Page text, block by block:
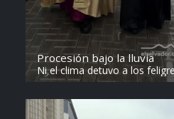
Procesión bajo la lluvia
Ni el clima detuvo a los
el recorrido del Divino
Steven Anzora